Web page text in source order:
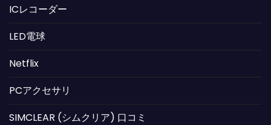
ICレコーダー
LED電球
Netflix
PCアクセサリ
SIMCLEAR (シムクリア) 口コミ